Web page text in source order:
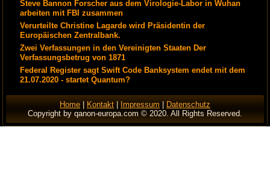
Steve Bannon Forscher aus dem Virologie-Labor in Wuhan
arbeiten mit FBI zusammen
Verurteilte Christine Lagarde wird Präsidentin der
Europäischen Zentralbank.
Zwei Verfassungen in den Vereinigten Staaten Der
Verfassungsbetrug von 1871
Federal Register sagt Swift Code Banksystem endet mit dem
21.07.2020 - startet Quantum?
Home Kontakt Impressum
Datenschutz
Copyright by qanon-europa.com © 2020. All Rights Reserved.